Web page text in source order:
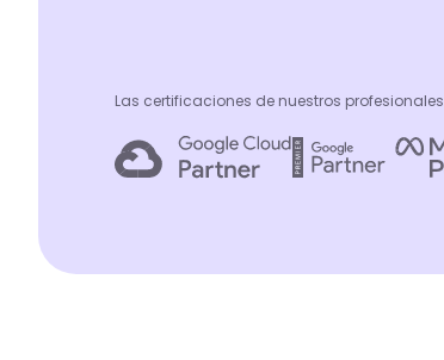
Las certificaciones de nuestros profesionales